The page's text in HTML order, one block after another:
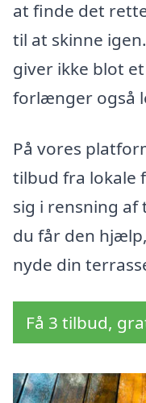
at finde det
til at skinne
giver ikke blot
forlænger også
På vores
tilbud fra lokale
sig i rensning af
du får den
nyde din
Få 3 tilbud,